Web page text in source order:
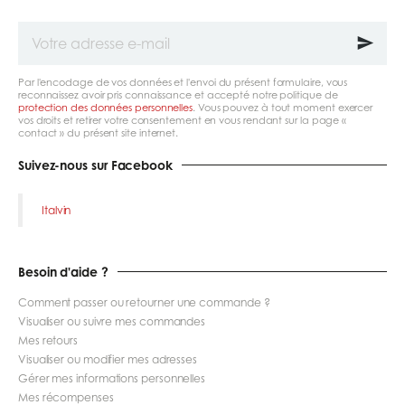
adresse
Par l'encodage de vos données et l'envoi du présent formulaire, vous
reconnaissez avoir pris connaissance et accepté notre politique de
protection des données personnelles. Vous pouvez à tout moment exercer
vos droits et retirer votre consentement en vous rendant sur la page «
contact » du présent site internet.
Suivez-nous sur Facebook
Italvin
Besoin d'aide ?
Comment passer ou retourner une commande ?
Visualiser ou suivre mes commandes
Mes retours
Visualiser ou modifier mes adresses
Gérer mes informations personnelles
Mes récompenses